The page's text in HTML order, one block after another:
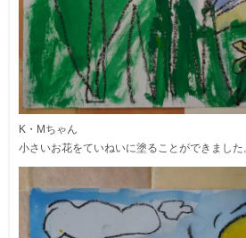
K・Mちゃん
小さいお花をていねいに塗ることができました